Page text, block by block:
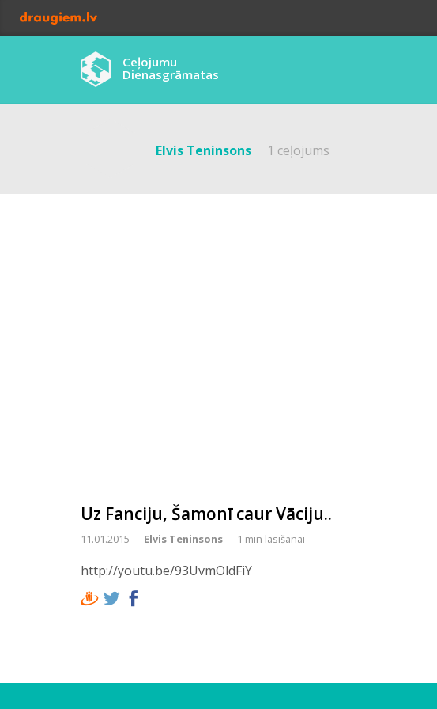
Ceļojumu
Dienasgrāmatas
Elvis Teninsons 1 ceļojums
Uz Fanciju, Šamonī caur Vāciju..
11.01.2015 Elvis Teninsons 1 min lasīšanai
http://youtu.be/93UvmOldFiY